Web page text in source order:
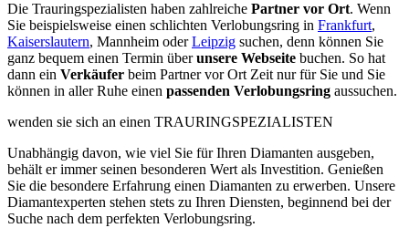
Die Trauringspezialisten haben zahlreiche Partner vor Ort. Wenn
Sie beispielsweise einen schlichten Verlobungsring in Frankfurt,
Kaiserslautern, Mannheim oderLeipzig suchen, denn können Sie
ganz bequem einen Termin überunsere Webseite buchen. So hat
dann ein Verkäufer beim Partner vor Ort Zeit nur für Sie und Sie
können in aller Ruhe einen passenden Verlobungsring aussuchen.
wenden sie sich an einen TRAURINGSPEZIALISTEN
Unabhängig davon, wie viel Sie für Ihren Diamanten ausgeben,
behält er immer seinen besonderen Wert als Investition. Genießen
Sie die besondere Erfahrung einen Diamanten zu erwerben. Unsere
Diamantexperten stehen stets zu Ihren Diensten, beginnend bei der
Suche nach dem perfekten Verlobungsring.